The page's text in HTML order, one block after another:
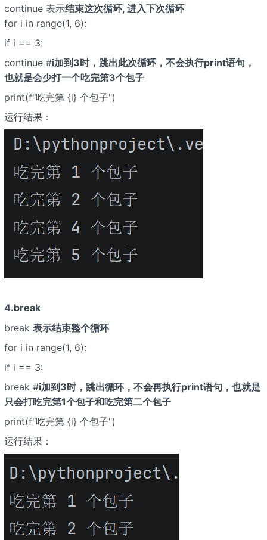
continue 表示结束这次循环, 进入下次循环
for i in range(1, 6):
if i == 3:
continue #i加到3时，跳出此次循环，不会执行print语句，
也就是会少打一个吃完第3个包子
print(f"吃完第 {i} 个包子")
运行结果：
4.break
break 表示结束整个循环
for i in range(1, 6):
if i == 3:
break #i加到3时，跳出循环，不会再执行print语句，也就是
只会打吃完第1个包子和吃完第二个包子
print(f"吃完第 {i} 个包子")
运行结果：